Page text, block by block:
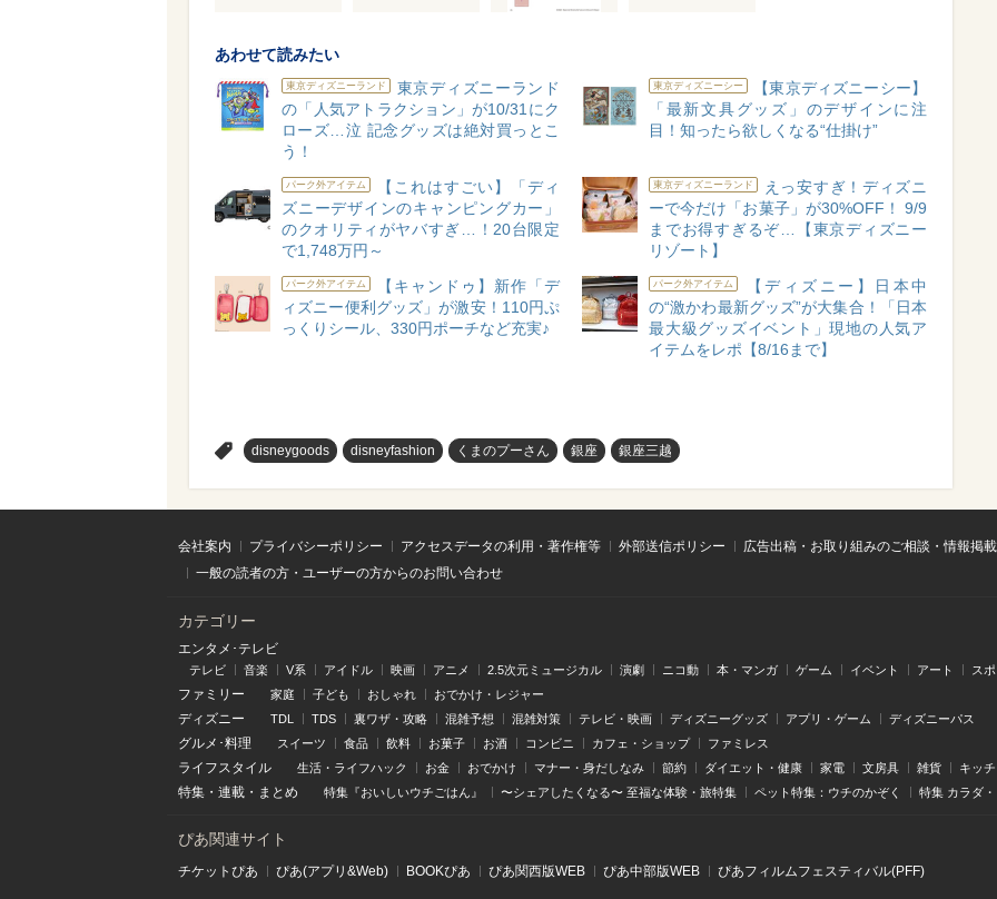
あわせて読みたい
東京ディズニーランド
東京ディズニーランド
の「人気アトラクション」が10/31にク
ローズ…泣 記念グッズは絶対買っとこ
う！
東京ディズニーシー
【東京ディズニーシー】
「最新文具グッズ」のデザインに注
目！知ったら欲しくなる“仕掛け”
パーク外アイテム
【これはすごい】「ディ
ズニーデザインのキャンピングカー」
のクオリティがヤバすぎ…！20台限定
で1,748万円～
東京ディズニーランド
えっ安すぎ！ディズニ
ーで今だけ「お菓子」が30%OFF！ 9/9
までお得すぎるぞ…【東京ディズニー
リゾート】
パーク外アイテム
【キャンドゥ】新作「デ
ィズニー便利グッズ」が激安！110円ぷ
っくりシール、330円ポーチなど充実♪
パーク外アイテム
【ディズニー】日本中
の“激かわ最新グッズ”が大集合！「日本
最大級グッズイベント」現地の人気ア
イテムをレポ【8/16まで】
disneygoods disneyfashion くまのプーさん 銀座 銀座三越
会社案内 プライバシーポリシー アクセスデータの利用・著作権等 外部送信ポリシー
広告出稿・お取り組みのご相談・情報掲
一般の読者の方・ユーザーの方からのお問い合わせ
カテゴリー
エンタメ･テレビ
テレビ 音楽 V系 アイドル 映画 アニメ 2.5次元ミュージカル 演劇 ニコ動 本・マンガ ゲーム イベント アート ス
ファミリー 家庭 子ども おしゃれ おでかけ・レジャー
ディズニー TDL TDS 裏ワザ・攻略 混雑予想 混雑対策 テレビ・映画 ディズニーグッズ アプリ・ゲーム ディズニーパス
グルメ･料理 スイーツ 食品 飲料 お菓子 お酒 コンビニ カフェ・ショップ ファミレス
ライフスタイル 生活・ライフハック お金 おでかけ マナー・身だしなみ 節約 ダイエット・健康 家電 文房具 雑貨 キッ
特集 ・ 連載 ・ まとめ 特集『おいしいウチごはん』 〜シェアしたくなる〜 至福な体験・旅特集 ペット特集：ウチのかぞく 特集 カラダ
ぴあ関連サイト
チケットぴあ ぴあ(アプリ&Web) BOOKぴあ ぴあ関⻄版WEB ぴあ中部版WEB ぴあフィルムフェスティバル(PFF)